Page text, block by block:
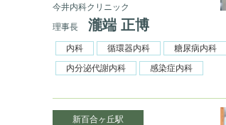
今井内科クリニック
理事長
瀧端 正博
内科 循環器内科
糖尿病内科
内分泌代謝内科
感染症内科
新百合ヶ丘駅